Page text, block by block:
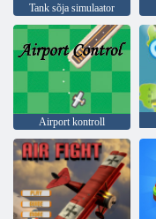
Tank sõja simulaator
Airport kontroll